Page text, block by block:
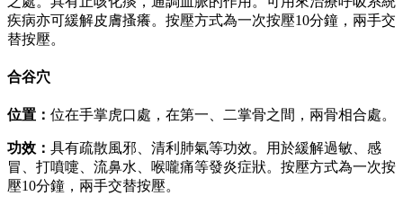
疾病亦可緩解皮膚搔癢。按壓方式為一次按壓10分鐘，兩手交
替按壓。
合谷穴
位置： 位在手掌虎口處，在第一、二掌骨之間，兩骨相合處。
功效： 具有疏散風邪、清利肺氣等功效。用於緩解過敏、感
冒、打噴嚏、流鼻水、喉嚨痛等發炎症狀。按壓方式為一次按
壓10分鐘，兩手交替按壓。